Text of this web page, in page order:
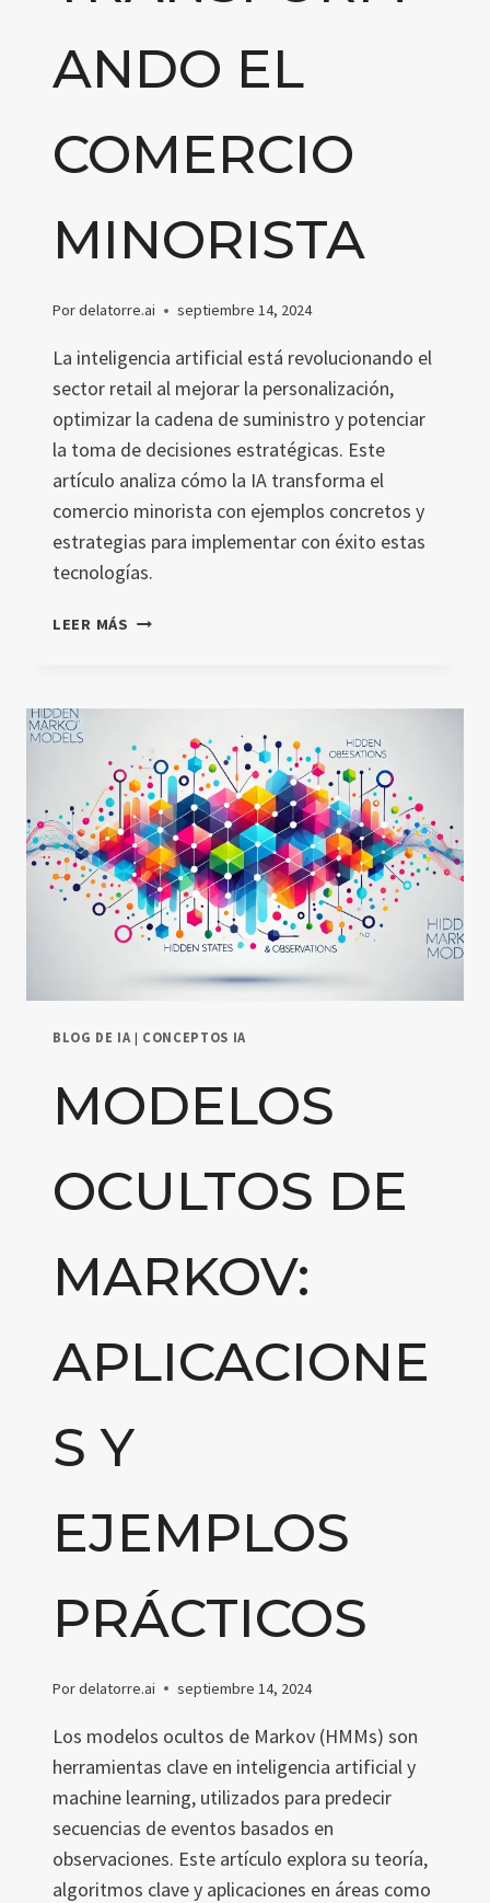
ANDO EL
COMERCIO
MINORISTA
Pordelatorre.ai septiembre 14, 2024
La inteligencia artificial está revolucionando el
sector retail al mejorar la personalización,
optimizar la cadena de suministro y potenciar
la toma de decisiones estratégicas. Este
artículo analiza cómo la IA transforma el
comercio minorista con ejemplos concretos y
estrategias para implementar con éxito estas
tecnologías.
LEER MÁS INTELIGENCIA
EL
COMERCIO
MINORISTA
BLOG DE IA | CONCEPTOS IA
MODELOS
OCULTOS DE
MARKOV:
APLICACIONE
S Y
EJEMPLOS
PRÁCTICOS
Pordelatorre.ai septiembre 14, 2024
Los modelos ocultos de Markov (HMMs) son
herramientas clave en inteligencia artificial y
machine learning, utilizados para predecir
secuencias de eventos basados en
observaciones. Este artículo explora su teoría,
algoritmos clave y aplicaciones en áreas como